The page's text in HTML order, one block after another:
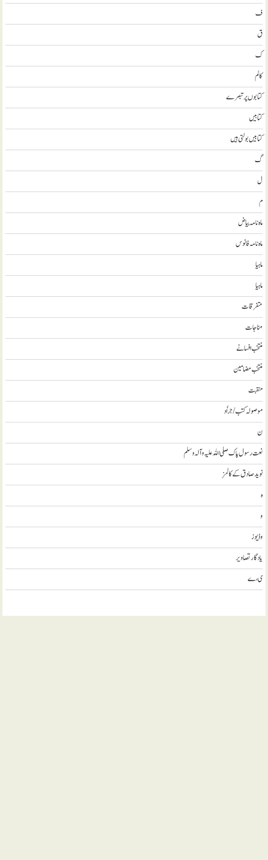
ف
ق
ک
کالم
کتابوں پر تبصرے
کتابيں
کتابیں بولتی ہیں
گ
ل
م
ماہ نامہ بیاض
ماہ نامہ فانوس
ماہیا
ماہیا
متفرقات
مناجات
منتخب افسانے
منتخب مضامين
منقبت
موصولہ کتب / جراٗد
ن
نعت رسول پاک صلی اللہ علیہ و آلہ وسلم
نويد صادق کے کالمز
ہ
و
وڈيوز
يادگار تصاوير
ی، ے